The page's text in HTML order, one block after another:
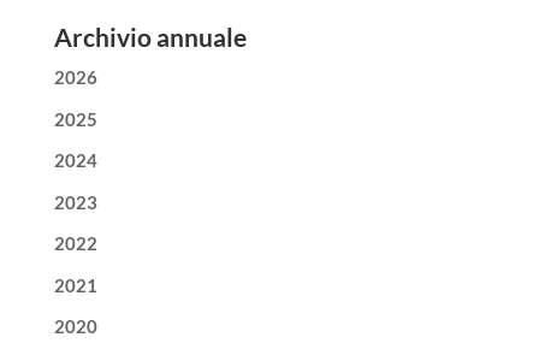
Archivio annuale
2026
2025
2024
2023
2022
2021
2020